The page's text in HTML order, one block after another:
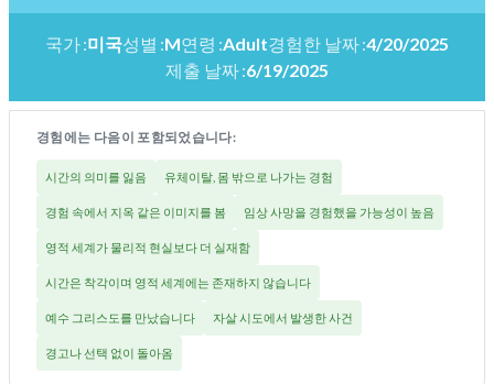
국가 미국성별 M연령 Adult경험한 날짜 4/20/2025
제출 날짜 6/19/2025
경험에는 다음이 포함되었습니다:
시간의 의미를 잃음 유체이탈, 몸 밖으로 나가는 경험
경험 속에서 지옥 같은 이미지를 봄 임상 사망을 경험했을 가능성이 높음
영적 세계가 물리적 현실보다 더 실재함
시간은 착각이며 영적 세계에는 존재하지 않습니다
예수 그리스도를 만났습니다 자살 시도에서 발생한 사건
경고나 선택 없이 돌아옴